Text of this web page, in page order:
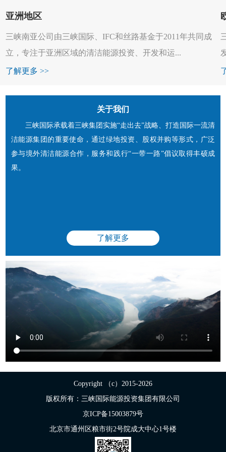
亚洲地区
三峡南亚公司由三峡国际、IFC和丝路基金于2011年共同成
立，专注于亚洲区域的清洁能源投资、开发和运...
了解更多 >>
关于我们
三峡国际承载着三峡集团实施“走出去”战略、打造国际一流清
洁能源集团的重要使命，通过绿地投资、股权并购等形式，广泛
参与境外清洁能源合作，服务和践行“一带一路”倡议取得丰硕成
果。
了解更多
Copyright （c）2015-2026
版权所有：三峡国际能源投资集团有限公司
京ICP备15003879号
北京市通州区粮市街2号院成大中心1号楼